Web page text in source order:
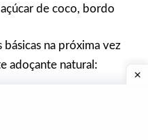
de coco, bordo
na próxima vez
adoçante natural: